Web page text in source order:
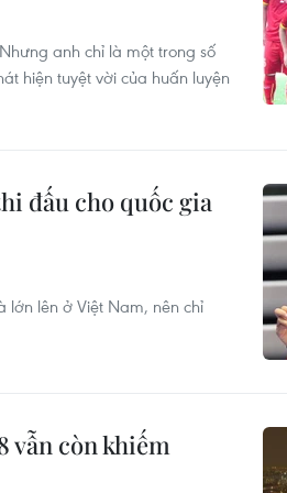
anh chỉ là một trong số
hiện tuyệt vời của huấn luyện
đấu cho quốc gia
lớn lên ở Việt Nam, nên chỉ
vẫn còn khiếm